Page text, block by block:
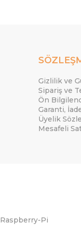
Gizlilik ve
Sipariş ve
Ön
Garanti,
Üyelik
Mesafeli
Raspberry-Pi